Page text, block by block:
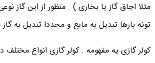
مثلا اجاق گاز یا بخاری ) . منظور از این گاز
تونه بارها تبدیل به مایع و مجددا تبدیل به
کولر گازی یه مفهومه . کولر گازی انواع مختلف